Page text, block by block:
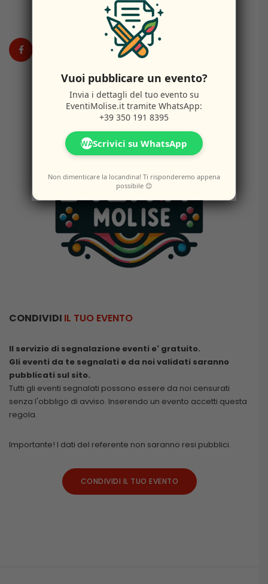
DISCLAIMER
CONDIVIDI IL TUO EVENTO
Il servizio di segnalazione eventi e' gratuito.
Gli eventi da te segnalati e da noi validati saranno
pubblicati sul sito.
Tutti gli eventi segnalati possono essere da noi censurati
senza l'obbligo di avviso. Inserendo un evento accetti questa
regola.
Importante! I dati del referente non saranno resi pubblici.
CONDIVIDI IL TUO EVENTO
Vuoi pubblicare un evento?
Invia i dettagli del tuo evento su
EventiMolise.it tramite WhatsApp:
+39 350 191 8395
WAScrivici su WhatsApp
Non dimenticare la locandina! Ti risponderemo appena
possibile 😊